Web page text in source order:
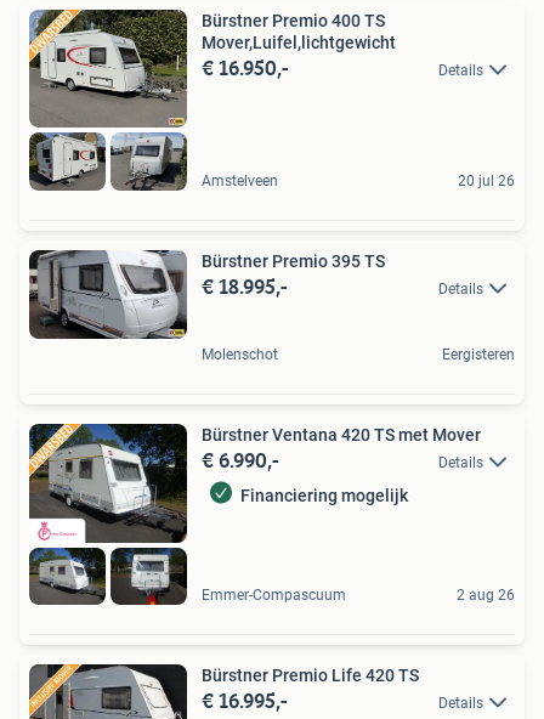
Bürstner Premio 400 TS
Mover,Luifel,lichtgewicht
€ 16.950,- Details
Amstelveen 20 jul 26
Bürstner Premio 395 TS
€ 18.995,- Details
Molenschot Eergisteren
Bürstner Ventana 420 TS met Mover
€ 6.990,- Details
Financiering mogelijk
Emmer-Compascuum 2 aug 26
Bürstner Premio Life 420 TS
€ 16.995,- Details